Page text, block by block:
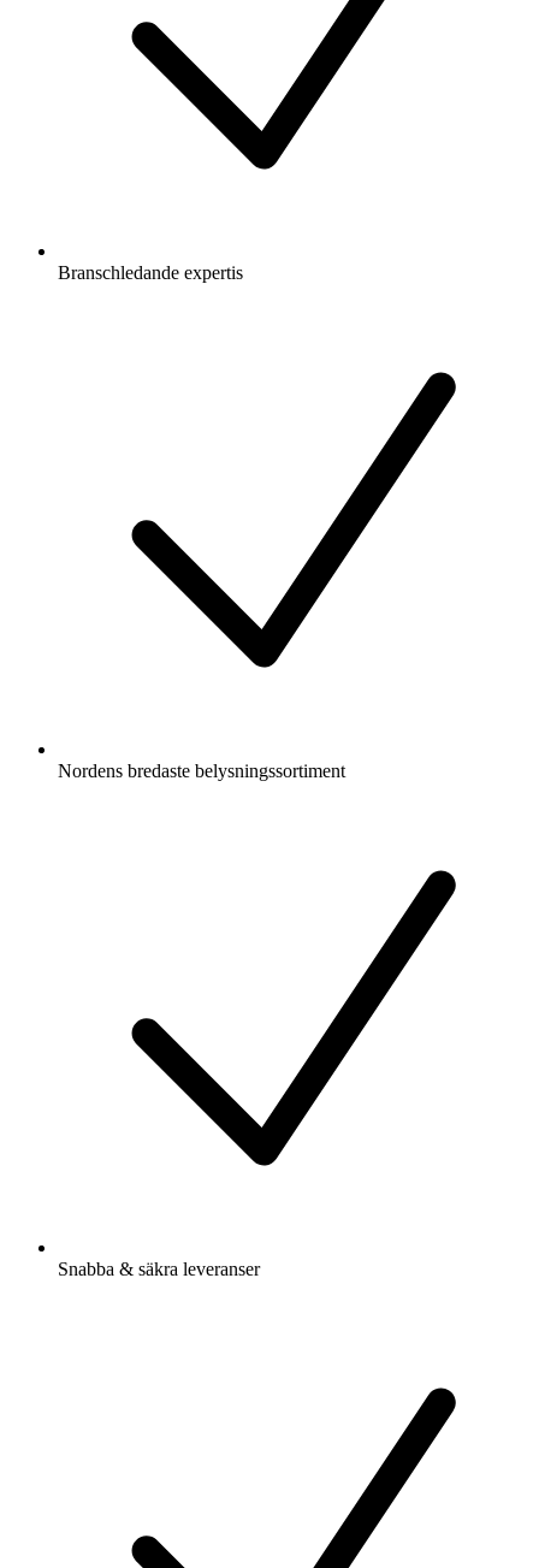
Branschledande expertis
Nordens bredaste belysningssortiment
Snabba & säkra leveranser